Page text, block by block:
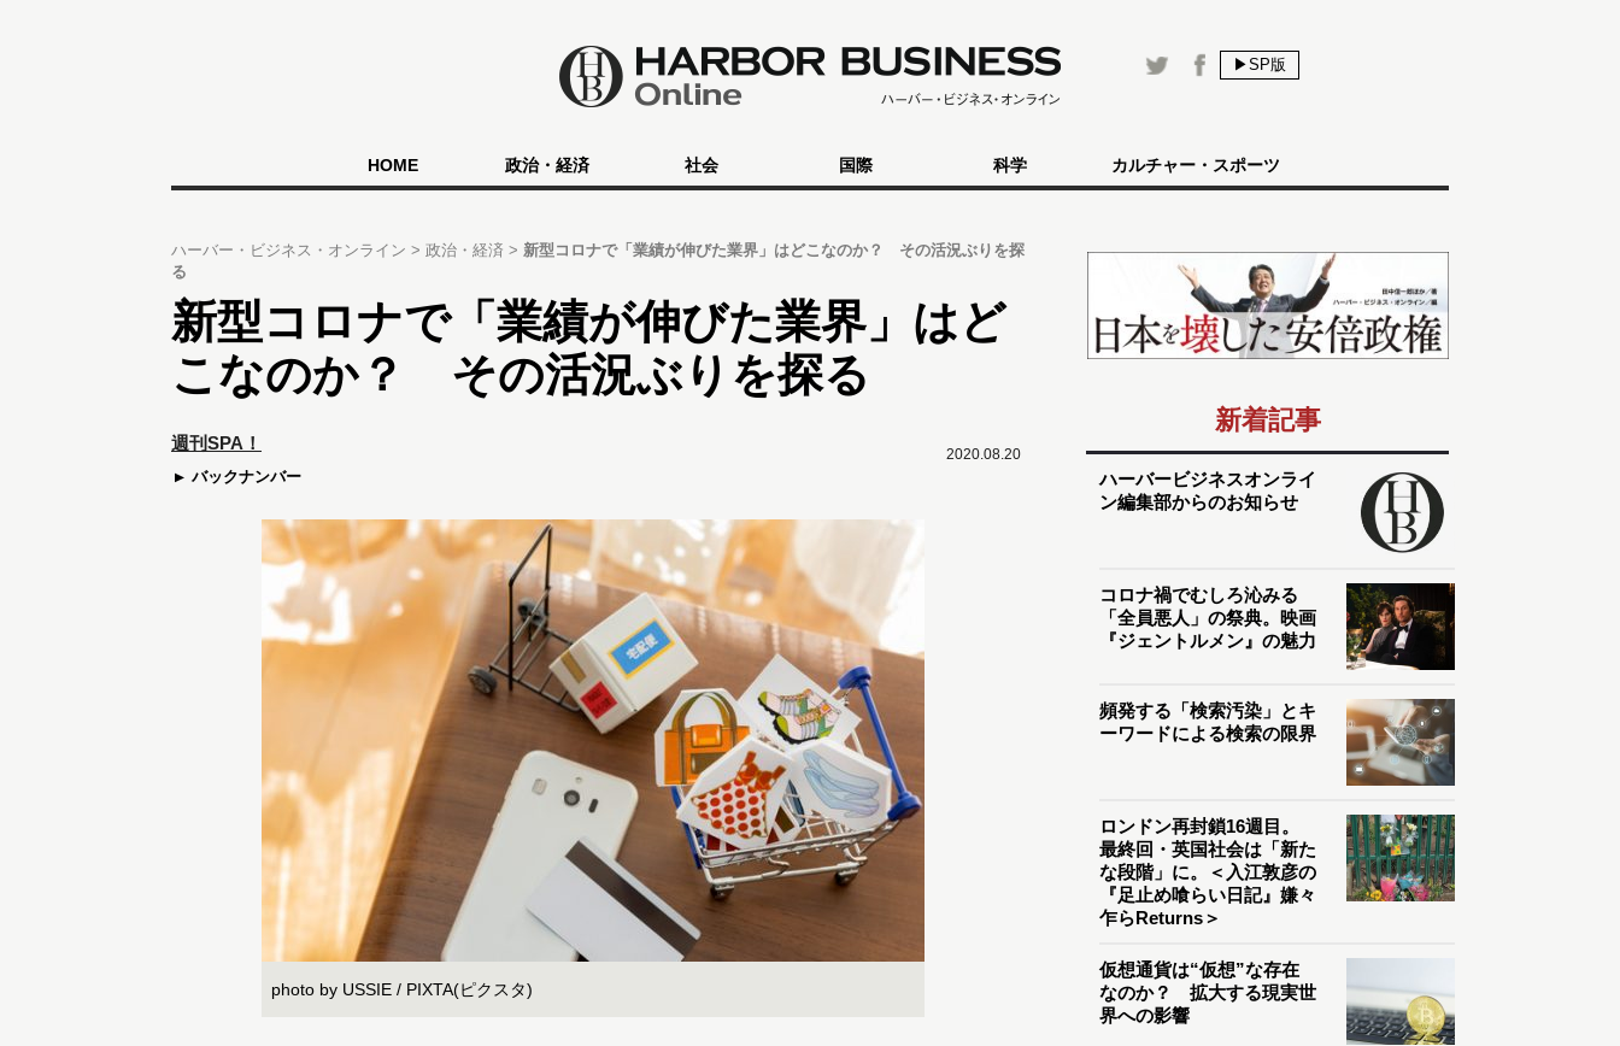
▶SP版
HOME 政治・経済 社会 国際 科学 カルチャー・スポーツ
ハーバー・ビジネス・オンライン 政治・経済
新型コロナで「業績が伸びた業界」はどこなのか？ その活況ぶりを探
る
新型コロナで「業績が伸びた業界」はど
こなのか？ その活況ぶりを探る
2020.08.20
週刊SPA！
バックナンバー
photo by USSIE / PIXTA(ピクスタ)
新着記事
ハーバービジネスオンライ
ン編集部からのお知らせ
コロナ禍でむしろ沁みる
「全員悪人」の祭典。映画
『ジェントルメン』の魅力
頻発する「検索汚染」とキ
ーワードによる検索の限界
ロンドン再封鎖16週目。
最終回・英国社会は「新た
な段階」に。＜入江敦彦の
『足止め喰らい日記』嫌々
乍らReturns＞
仮想通貨は“仮想”な存在
なのか？ 拡大する現実世
界への影響